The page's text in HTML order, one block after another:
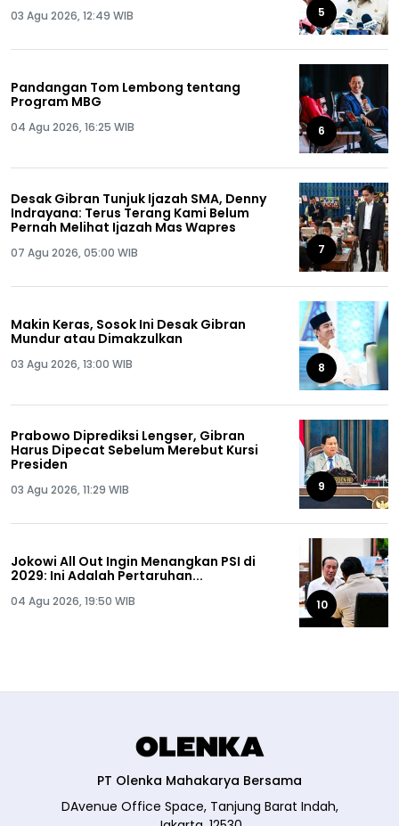
03 Agu 2026, 12:49 WIB 5
Pandangan Tom Lembong tentang
Program MBG
04 Agu 2026, 16:25 WIB 6
Desak Gibran Tunjuk Ijazah SMA, Denny
Indrayana: Terus Terang Kami Belum
Pernah Melihat Ijazah Mas Wapres
07 Agu 2026, 05:00 WIB 7
Makin Keras, Sosok Ini Desak Gibran
Mundur atau Dimakzulkan
03 Agu 2026, 13:00 WIB 8
Prabowo Diprediksi Lengser, Gibran
Harus Dipecat Sebelum Merebut Kursi
Presiden
03 Agu 2026, 11:29 WIB 9
Jokowi All Out Ingin Menangkan PSI di
2029: Ini Adalah Pertaruhan...
04 Agu 2026, 19:50 WIB 10
PT Olenka Mahakarya Bersama
DAvenue Office Space, Tanjung Barat Indah,